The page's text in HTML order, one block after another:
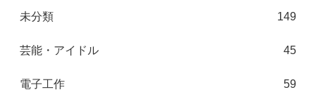
未分類 149
芸能・アイドル 45
電子工作 59